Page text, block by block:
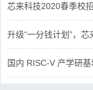
芯来科技2020春季校
升级“一分钱计划”，
国内 RISC-V 产学研